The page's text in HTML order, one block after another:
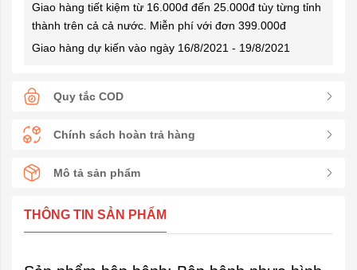
Giao hàng tiết kiệm từ 16.000đ đến 25.000đ tùy từng tỉnh
thành trên cả cả nước. Miễn phí với đơn 399.000đ
Giao hàng dự kiến vào ngày 16/8/2021 - 19/8/2021
Quy tắc COD
Chính sách hoàn trả hàng
Mô tả sản phẩm
THÔNG TIN SẢN PHẨM